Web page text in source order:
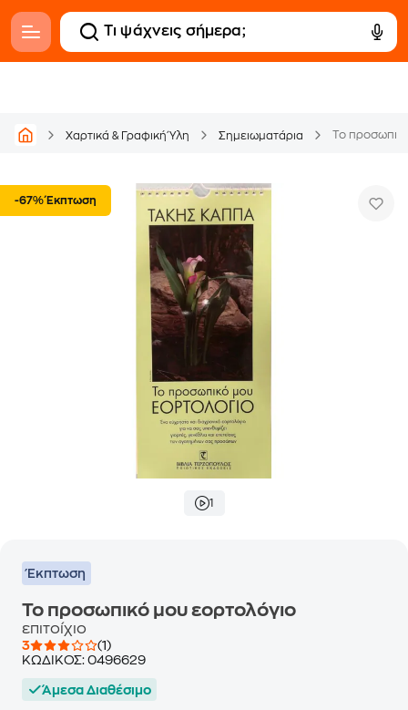
Χαρτικά & Γραφική Ύλη Σημειωματάρια Το
-67% Έκπτωση
1
Έκπτωση
Το προσωπικό μου εορτολόγιο
επιτοίχιο
3
(1)
ΚΩΔΙΚΟΣ: 0496629
Άμεσα Διαθέσιμο